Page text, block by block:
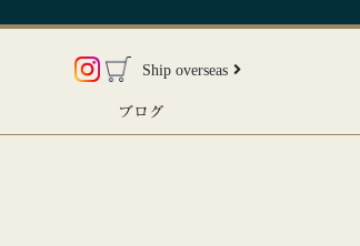
Ship overseas
ブログ